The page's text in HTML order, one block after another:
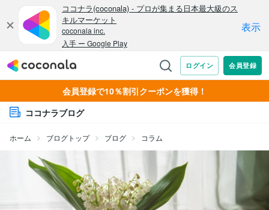
会員登録で10％割引クーポンを獲得！
ココナラブログ
ホーム ブログトップ ブログ コラム